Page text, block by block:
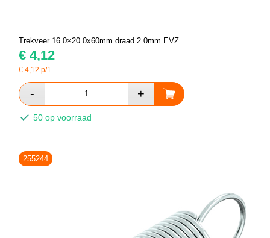
Trekveer 16.0×20.0x60mm draad 2.0mm EVZ
€ 4,12
€4,12 p/1
50 op voorraad
255244